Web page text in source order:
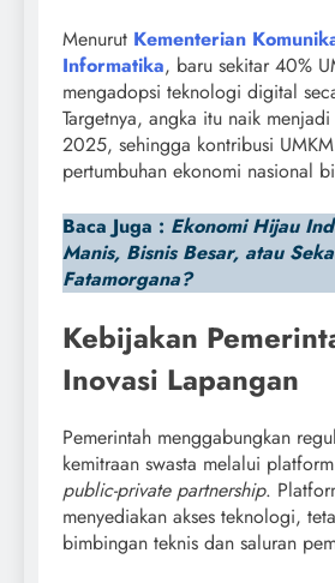
Menurut Kementerian
Informatika, baru sekitar 40%
mengadopsi teknologi digital
Targetnya, angka itu naik
2025, sehingga kontribusi
pertumbuhan ekonomi nasional
Baca Juga : Ekonomi Hijau
Manis, Bisnis Besar, atau
Fatamorgana?
Kebijakan
Inovasi Lapangan
Pemerintah menggabungkan
kemitraan swasta melalui
public-private partnership.
menyediakan akses teknologi,
bimbingan teknis dan saluran